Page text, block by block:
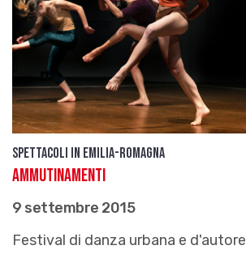
Spettacoli in Emilia-Romagna
Ammutinamenti
9 settembre 2015
Festival di danza urbana e d'autore